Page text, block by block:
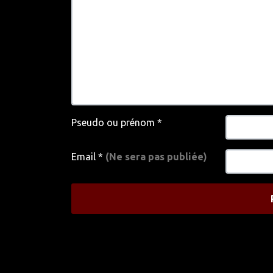
Pseudo ou prénom *
Email * (Ne sera pas publiée)